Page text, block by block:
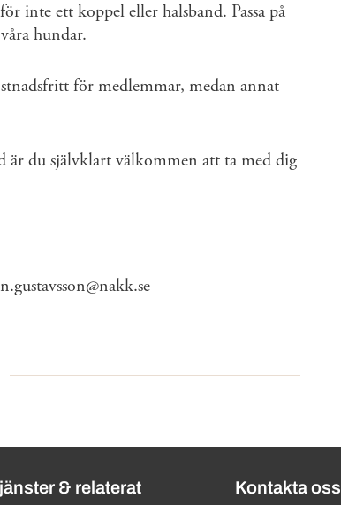
inte ett koppel eller halsband. Passa på
hundar.
för medlemmar, medan annat
är du självklart välkommen att ta med dig
& relaterat Kontakta oss